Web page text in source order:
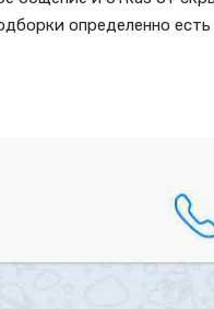
определенно